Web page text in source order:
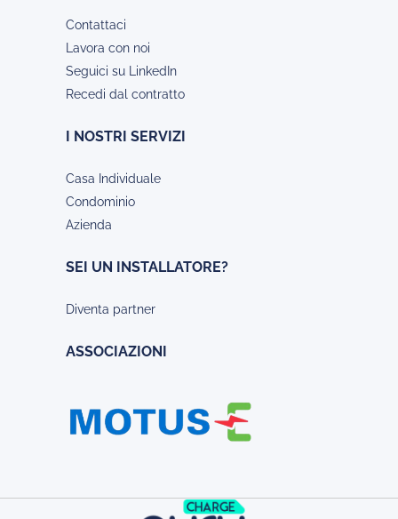
Contattaci
Lavora con noi
Seguici su LinkedIn
Recedi dal contratto
I NOSTRI SERVIZI
Casa Individuale
Condominio
Azienda
SEI UN INSTALLATORE?
Diventa partner
ASSOCIAZIONI